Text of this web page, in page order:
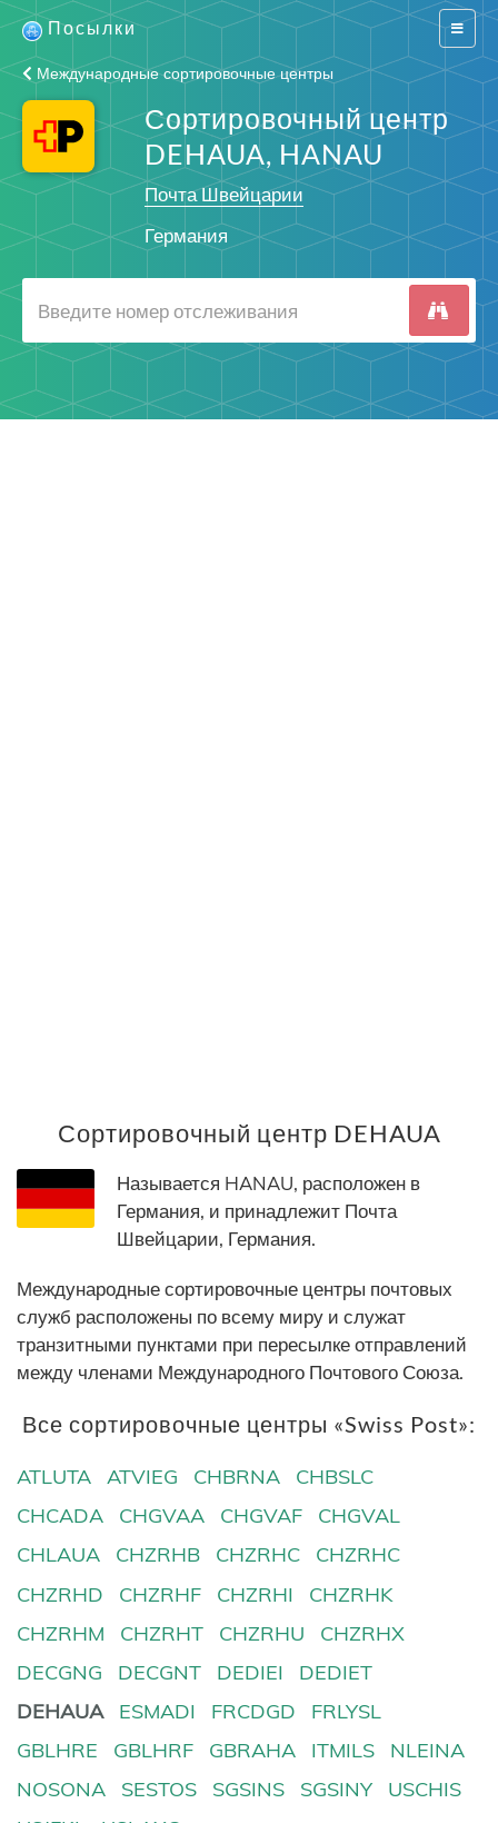
Switch
Посылки
Международные сортировочные центры
Сортировочный центр
DEHAUA, HANAU
Почта Швейцарии
Германия
Сортировочный центр DEHAUA
Называется HANAU, расположен в
Германия, и принадлежит Почта
Швейцарии, Германия.
Международные сортировочные центры почтовых
служб расположены по всему миру и служат
транзитными пунктами при пересылке отправлений
между членами Международного Почтового Союза.
Все сортировочные центры «Swiss Post»:
ATLUTA ATVIEG CHBRNA
CHBSLC
CHCADA
CHGVAA CHGVAF
CHGVAL
CHLAUA
CHZRHB CHZRHC
CHZRHC
CHZRHD
CHZRHF CHZRHI
CHZRHK
CHZRHM
CHZRHT CHZRHU
CHZRHX
DECGNG
DECGNT DEDIEI
DEDIET
DEHAUA
ESMADI FRCDGD
FRLYSL
GBLHRE
GBLHRF GBRAHA ITMILS
NLEINA
NOSONA
SESTOS SGSINS SGSINY
USCHIS